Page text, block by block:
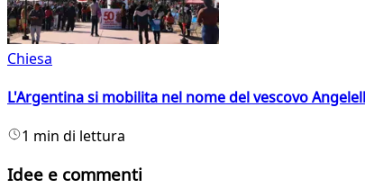
Chiesa
L'Argentina si mobilita nel nome del vescovo
1 min di lettura
Idee e commenti